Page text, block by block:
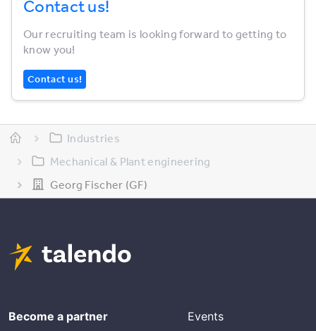
Contact us!
Our recruiting team is looking forward to getting to
know you!
Contact us!
Industries
Mechanical & Plant engineering
Georg Fischer (GF)
Become a partner
Events